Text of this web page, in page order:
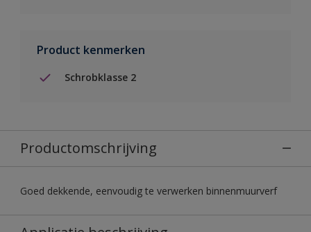
Product kenmerken
Schrobklasse 2
Productomschrijving
Goed dekkende, eenvoudig te verwerken binnenmuurverf